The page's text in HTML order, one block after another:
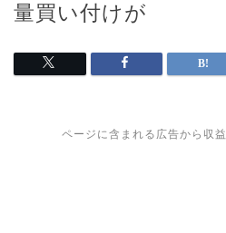
量買い付けが
ページに含まれる広告から収